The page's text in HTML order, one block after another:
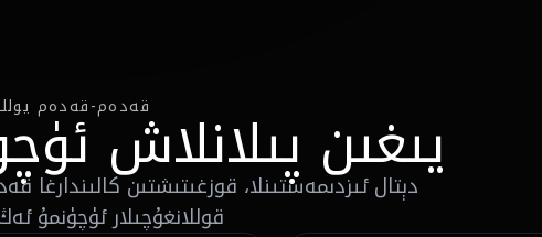
قەدەم-قەدەم
يىغىن پىلانلاش
دېتال ئىزدىمەستىنلا، قوزغىتىشتىن كالىندارغا
قوللانغۇچىلار ئۈچۈنمۇ